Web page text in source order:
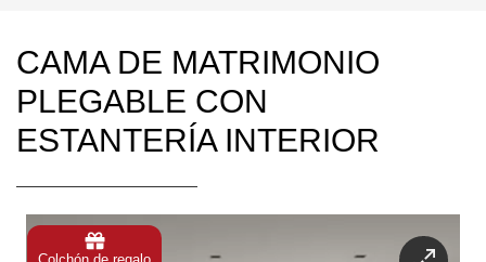
CAMA DE MATRIMONIO
PLEGABLE CON
ESTANTERÍA INTERIOR